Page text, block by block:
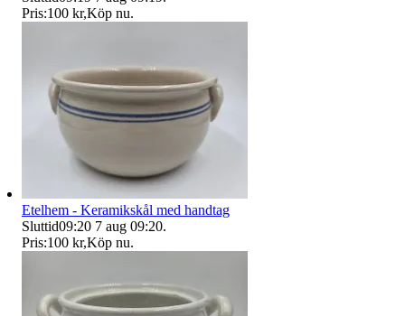
Pris:100 kr,Köp nu.
Etelhem - Keramikskål med handtag
Sluttid09:20 7 aug 09:20.
Pris:100 kr,Köp nu.